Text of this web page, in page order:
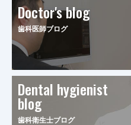
Doctor's blog
歯科医師ブログ
Dental hygienist
blog
歯科衛生士ブログ